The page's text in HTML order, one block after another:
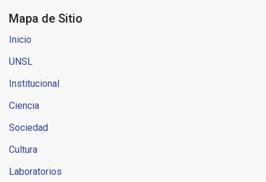
Mapa de Sitio
Inicio
UNSL
Institucional
Ciencia
Sociedad
Cultura
Laboratorios